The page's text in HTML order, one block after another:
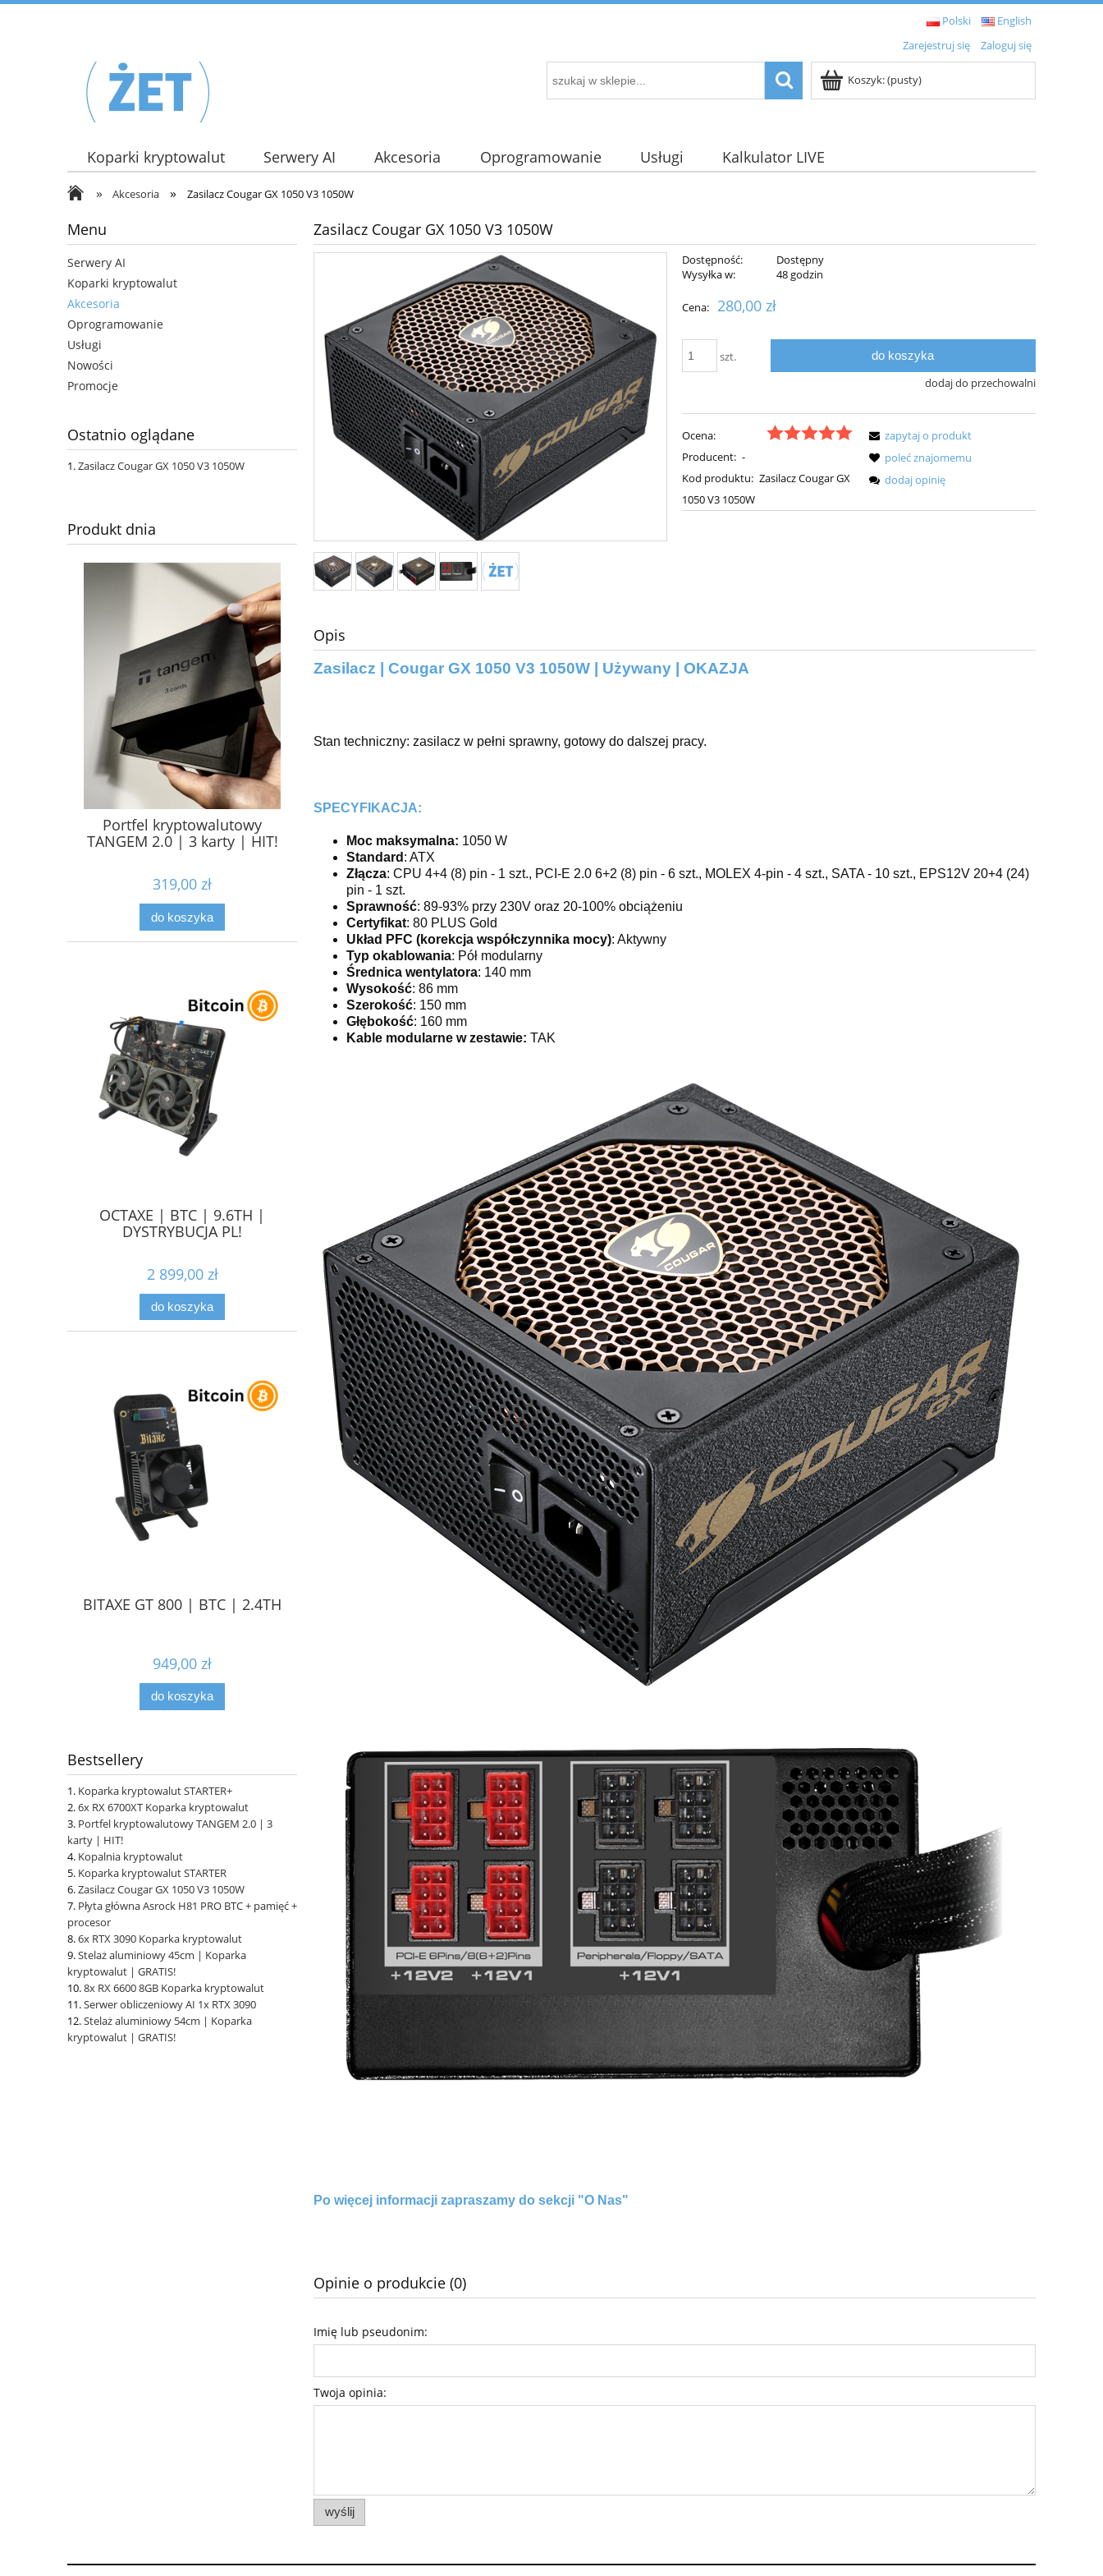
Polski
English
Zarejestruj się
Zaloguj się
Koszyk:(pusty)
Koparki kryptowalut Serwery AI Akcesoria Oprogramowanie Usługi Kalkulator LIVE
» Akcesoria » Zasilacz Cougar GX 1050 V3 1050W
Menu
Serwery AI
Koparki kryptowalut
Akcesoria
Oprogramowanie
Usługi
Nowości
Promocje
Ostatnio oglądane
Zasilacz Cougar GX 1050 V3 1050W
Produkt dnia
Portfel kryptowalutowy
TANGEM 2.0 | 3 karty | HIT!
319,00 zł
do koszyka
OCTAXE | BTC | 9.6TH |
DYSTRYBUCJA PL!
2 899,00 zł
do koszyka
BITAXE GT 800 | BTC | 2.4TH
949,00 zł
do koszyka
Bestsellery
Koparka kryptowalut STARTER+
6x RX 6700XT Koparka kryptowalut
Portfel kryptowalutowy TANGEM 2.0 | 3
karty | HIT!
Kopalnia kryptowalut
Koparka kryptowalut STARTER
Zasilacz Cougar GX 1050 V3 1050W
Płyta główna Asrock H81 PRO BTC + pamięć +
procesor
6x RTX 3090 Koparka kryptowalut
Stelaż aluminiowy 45cm | Koparka
kryptowalut | GRATIS!
8x RX 6600 8GB Koparka kryptowalut
Serwer obliczeniowy AI 1x RTX 3090
Stelaż aluminiowy 54cm | Koparka
kryptowalut | GRATIS!
Zasilacz Cougar GX 1050 V3 1050W
Dostępność:
Dostępny
Wysyłka w:
48 godzin
Cena: 280,00 zł
szt. do koszyka
dodaj do przechowalni
Ocena:
Producent: -
Kod produktu: Zasilacz Cougar GX
1050 V3 1050W
zapytaj o produkt
poleć znajomemu
dodaj opinię
Opis
Zasilacz | Cougar GX 1050 V3 1050W | Używany | OKAZJA
Stan techniczny: zasilacz w pełni sprawny, gotowy do dalszej pracy.
SPECYFIKACJA:
Moc maksymalna: 1050 W
Standard : ATX
Złącza: CPU 4+4 (8) pin - 1 szt., PCI-E 2.0 6+2 (8) pin - 6 szt., MOLEX 4-pin - 4 szt., SATA - 10 szt., EPS12V 20+4 (24)
pin - 1 szt.
Sprawność: 89-93% przy 230V oraz 20-100% obciążeniu
Certyfikat: 80 PLUS Gold
Układ PFC (korekcja współczynnika mocy): Aktywny
Typ okablowania: Pół modularny
Średnica wentylatora: 140 mm
Wysokość: 86 mm
Szerokość: 150 mm
Głębokość: 160 mm
Kable modularne w zestawie: TAK
Po więcej informacji zapraszamy do sekcji "O Nas"
Opinie o produkcie (0)
Imię lub pseudonim:
Twoja opinia:
wyślij